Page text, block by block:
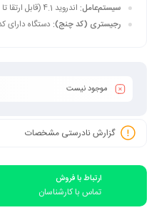
سیستم‌عامل: اندروید 4.1 (قابل ارتقا تا نسخه‌های بالاتر)
رجیستری (کد چنج): دستگاه دارای
موجود نیست
گزارش نادرستی مشخصات
ارتباط با فروش
تماس با کارشناسان